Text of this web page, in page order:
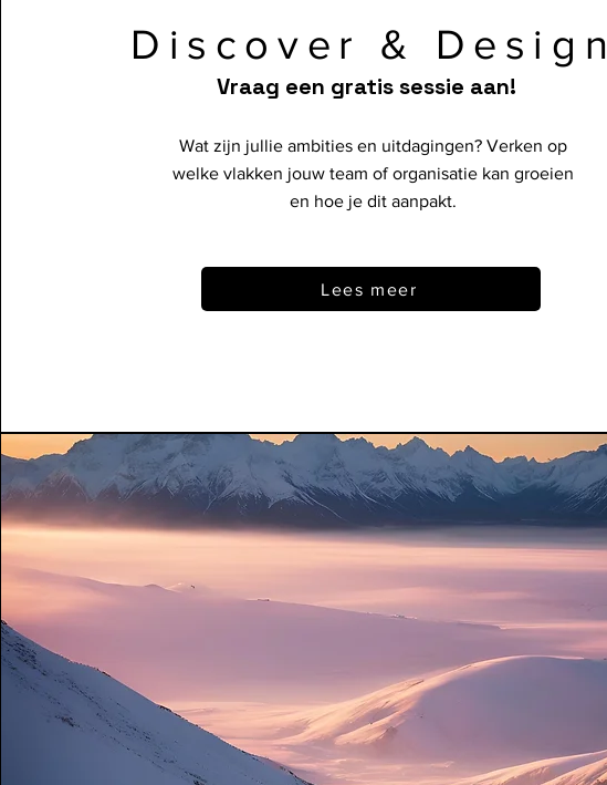
Discover & Design
Vraag een gratis sessie aan!
Wat zijn jullie ambities en uitdagingen? Verken op
welke vlakken jouw team of organisatie kan groeien
en hoe je dit aanpakt.
Lees meer